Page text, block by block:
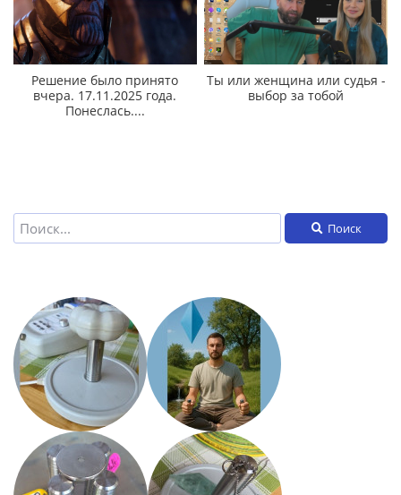
Решение было принято
вчера. 17.11.2025 года.
Понеслась....
Ты или женщина или судья -
выбор за тобой
Поиск